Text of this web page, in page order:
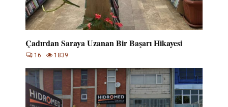
Çadırdan Saraya Uzanan Bir Başarı Hikayesi
16 1839